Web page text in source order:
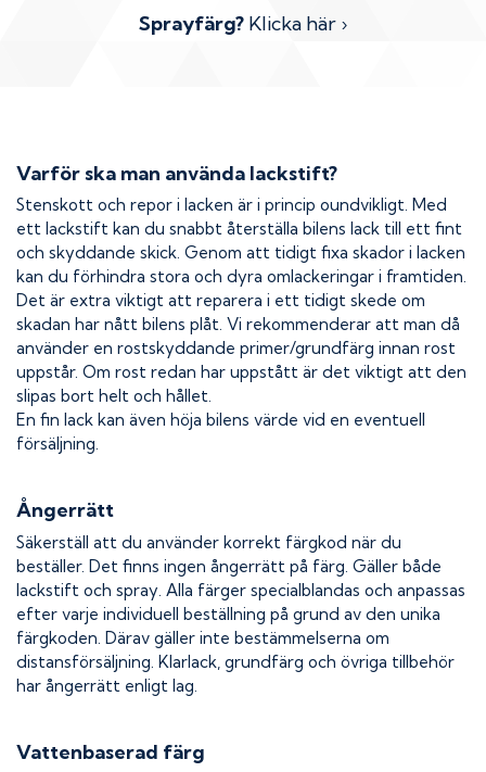
Sprayfärg? Klicka här ›
Varför ska man använda lackstift?
Stenskott och repor i lacken är i princip oundvikligt. Med
ett lackstift kan du snabbt återställa bilens lack till ett fint
och skyddande skick. Genom att tidigt fixa skador i lacken
kan du förhindra stora och dyra omlackeringar i framtiden.
Det är extra viktigt att reparera i ett tidigt skede om
skadan har nått bilens plåt. Vi rekommenderar att man då
använder en rostskyddande primer/grundfärg innan rost
uppstår. Om rost redan har uppstått är det viktigt att den
slipas bort helt och hållet.
En fin lack kan även höja bilens värde vid en eventuell
försäljning.
Ångerrätt
Säkerställ att du använder korrekt färgkod när du
beställer. Det finns ingen ångerrätt på färg. Gäller både
lackstift och spray. Alla färger specialblandas och anpassas
efter varje individuell beställning på grund av den unika
färgkoden. Därav gäller inte bestämmelserna om
distansförsäljning. Klarlack, grundfärg och övriga tillbehör
har ångerrätt enligt lag.
Vattenbaserad färg